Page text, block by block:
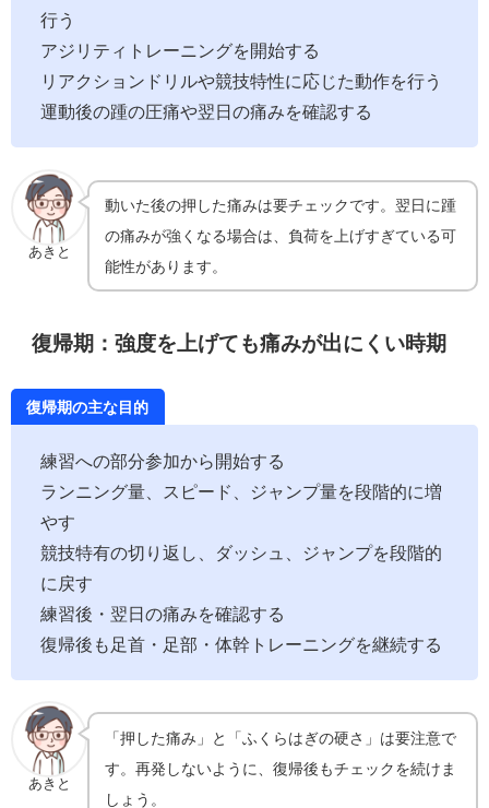
行う
アジリティトレーニングを開始する
リアクションドリルや競技特性に応じた動作を行う
運動後の踵の圧痛や翌日の痛みを確認する
あきと
動いた後の押した痛みは要チェックです。翌日に踵
の痛みが強くなる場合は、負荷を上げすぎている可
能性があります。
復帰期：強度を上げても痛みが出にくい時期
復帰期の主な目的
練習への部分参加から開始する
ランニング量、スピード、ジャンプ量を段階的に増
やす
競技特有の切り返し、ダッシュ、ジャンプを段階的
に戻す
練習後・翌日の痛みを確認する
復帰後も足首・足部・体幹トレーニングを継続する
あきと
「押した痛み」と「ふくらはぎの硬さ」は要注意で
す。再発しないように、復帰後もチェックを続けま
しょう。